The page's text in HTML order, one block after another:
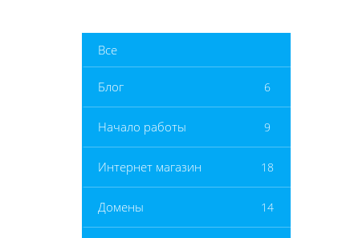
Все
Блог 6
Начало работы 9
Интернет магазин 18
Домены 14